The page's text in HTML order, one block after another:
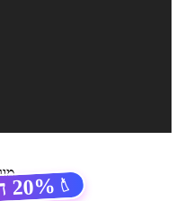
🏷️
20%
הנחה למנויים